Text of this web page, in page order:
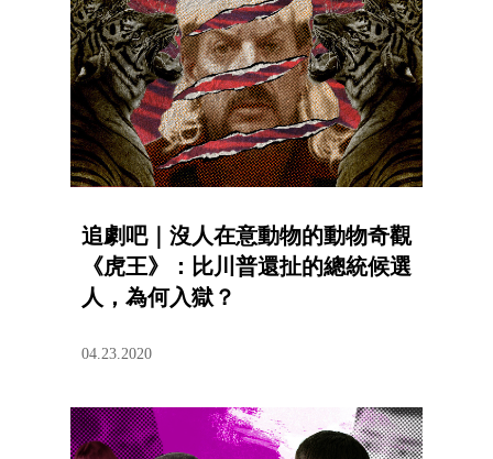
追劇吧｜沒人在意動物的動物奇觀
《虎王》：比川普還扯的總統候選
人，為何入獄？
04.23.2020